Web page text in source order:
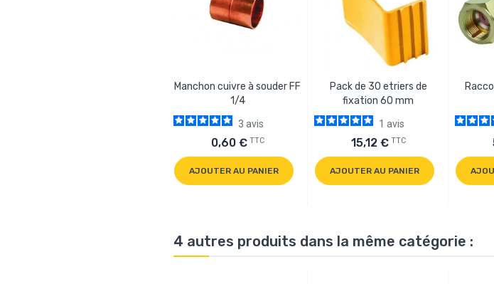
Manchon cuivre à souder FF
1/4
3 avis
0,60 € TTC
AJOUTER AU PANIER
Pack de 30 etriers de
fixation 60 mm
1 avis
15,12 € TTC
AJOUTER AU PANIER
4 autres produits dans la même catégorie :